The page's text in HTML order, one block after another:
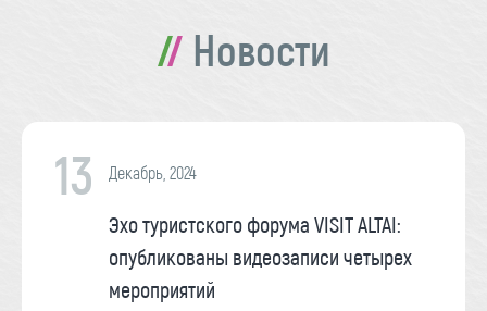
Новости
13 Декабрь, 2024
Эхо туристского форума VISIT ALTAI:
опубликованы видеозаписи четырех
мероприятий